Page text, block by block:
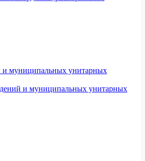
и муниципальных унитарных
и муниципальных унитарных